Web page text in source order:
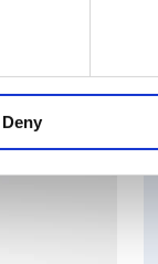
Deny
uutiset